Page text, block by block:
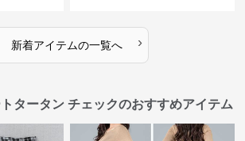
新着アイテムの一覧へ ›
タータン チェックのおすすめアイテム